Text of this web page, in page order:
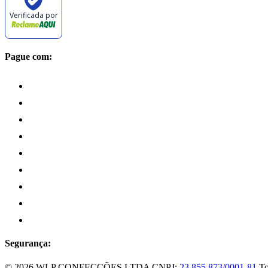
Verificada por
Pague com:
Segurança: